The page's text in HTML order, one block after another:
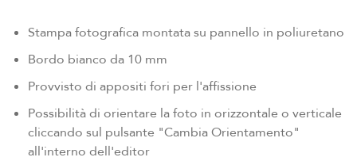
Stampa fotografica montata su pannello in poliuretano
Bordo bianco da 10 mm
Provvisto di appositi fori per l'affissione
Possibilità di orientare la foto in orizzontale o verticale
cliccando sul pulsante "Cambia Orientamento"
all'interno dell'editor